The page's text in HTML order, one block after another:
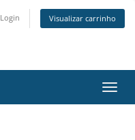
Login Visualizar carrinho